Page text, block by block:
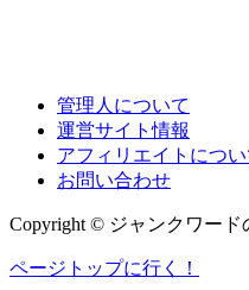
管理人について
運営サイト情報
アフィリエイトについ
お問い合わせ
Copyright © ジャンクワード
ページトップに行く！